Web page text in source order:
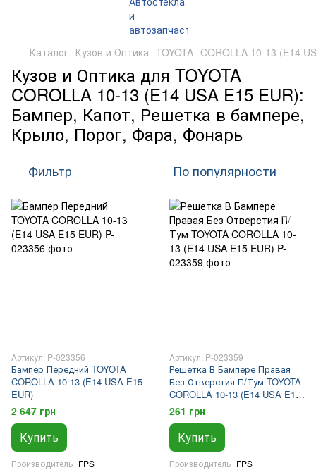
Каталог Кузов и Оптика TOYOTA COROLLA 10-13 (E14
Кузов и Оптика для TOYOTA
COROLLA 10-13 (E14 USA E15 EUR):
Бампер, Капот, Решетка в бампере,
Крыло, Порог, Фара, Фонарь
Фильтр По популярности
Артикул: P-023356
Бампер Передний TOYOTA
COROLLA 10-13 (E14 USA E15
EUR)
2 647 грн
Купить
Производитель FPS
Артикул: P-023359
Решетка В Бампере Правая
Без Отверстия П/Тум TOYOTA
COROLLA 10-13 (E14 USA E15
EUR)
261 грн
Купить
Производитель FPS